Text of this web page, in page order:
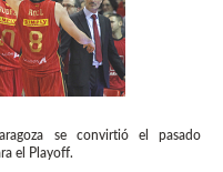
se convirtió el pasado
el Playoff.